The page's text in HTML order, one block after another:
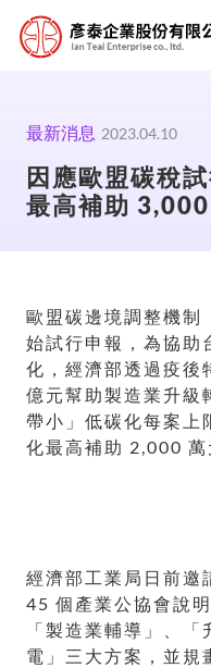
最新消息 2023.04.10
因應歐盟碳稅
最高補助
歐盟碳邊境調整機制
始試行申報，為協助
化，經濟部透過疫後
億元幫助製造業升級
帶小」低碳化每案上
化最高補助 2,000 萬
經濟部工業局日前邀
45 個產業公協會說
「製造業輔導」、
電」三大方案，並規